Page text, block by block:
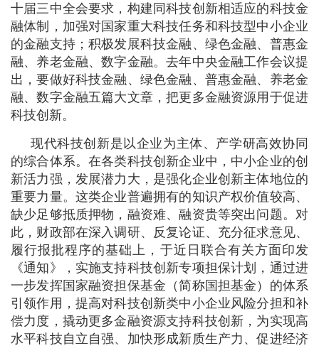
十届三中全会要求，构建同科技创新相适应的科技金
融体制，加强对国家重大科技任务和科技型中小企业
的金融支持；积极发展科技金融、绿色金融、普惠金
融、养老金融、数字金融。去年中央金融工作会议提
出，要做好科技金融、绿色金融、普惠金融、养老金
融、数字金融五篇大文章，把更多金融资源用于促进
科技创新。
现代科技创新是以企业为主体、产学研高效协同
的综合体系。在各类科技创新企业中，中小企业的创
新活力强，发展潜力大，是强化企业创新主体地位的
重要力量。这类企业普遍拥有的知识产权价值较高、
缺少足够抵质押物，融资难、融资贵等突出问题。对
此，财政部在深入调研、反复论证、充分征求意见、
履行报批程序的基础上，于近日联合有关方面印发
《通知》，实施支持科技创新专项担保计划，通过进
一步发挥国家融资担保基金（简称国担基金）的体系
引领作用，提高对科技创新类中小企业风险分担和补
偿力度，撬动更多金融资源支持科技创新，为实现高
水平科技自立自强、加快形成新质生产力、促进经济